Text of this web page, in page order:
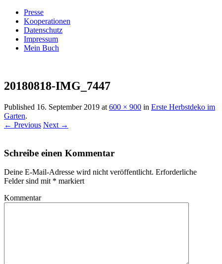
Presse
Kooperationen
Datenschutz
Impressum
Mein Buch
Villa König
20180818-IMG_7447
Published 16. September 2019 at 600 × 900 in Erste Herbstdeko im
Garten.
← Previous Next →
Schreibe einen Kommentar
Deine E-Mail-Adresse wird nicht veröffentlicht. Erforderliche
Felder sind mit * markiert
Kommentar